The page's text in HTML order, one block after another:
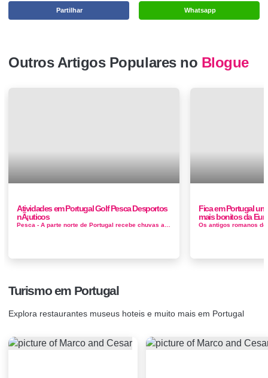
Whatsapp
Partilhar
Outros Artigos Populares no Blogue
Atividades em Portugal Golf Pesca Desportos
nÃ¡uticos
Fica em Portugal
mais bonitos da
Turismo em Portugal
Explora restaurantes museus hoteis e muito mais em Portugal